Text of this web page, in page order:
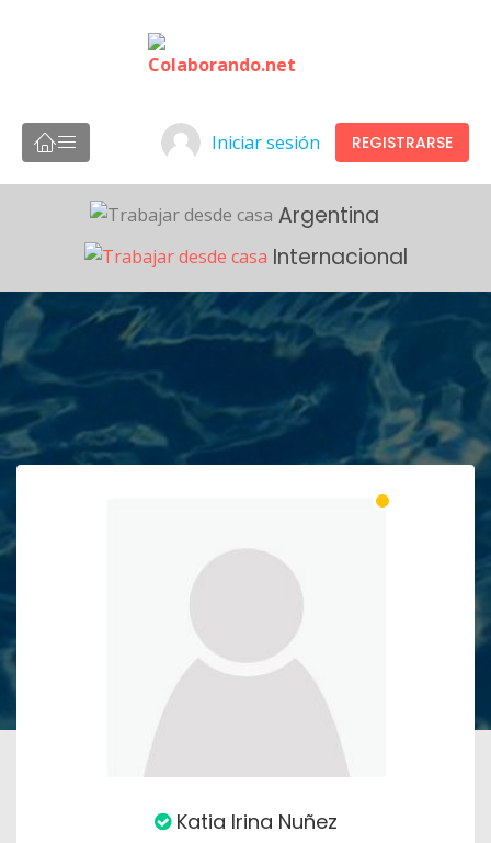
Iniciar sesión REGISTRARSE
Argentina
Internacional
Katia Irina Nuñez